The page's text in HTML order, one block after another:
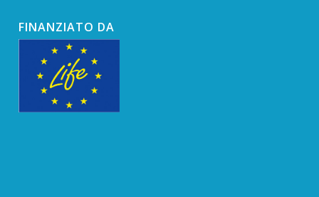
FINANZIATO DA